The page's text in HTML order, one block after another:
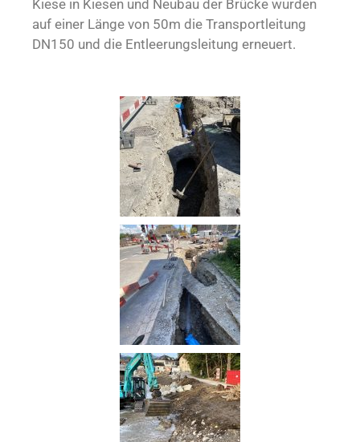
Kiese in Kiesen und Neubau der Brücke wurden
auf einer Länge von 50m die Transportleitung
DN150 und die Entleerungsleitung erneuert.